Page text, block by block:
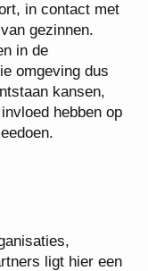
in contact met
gezinnen.
in de
omgeving dus
kansen,
hebben op
ligt hier een